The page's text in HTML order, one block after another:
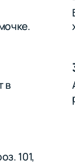
в
101,